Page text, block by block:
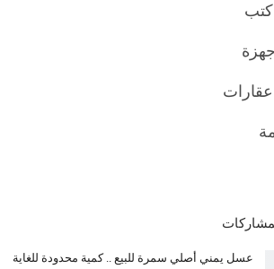
كتب
عسل يمني أصلي سمرة للبيع .. كمية محدودة للغاية